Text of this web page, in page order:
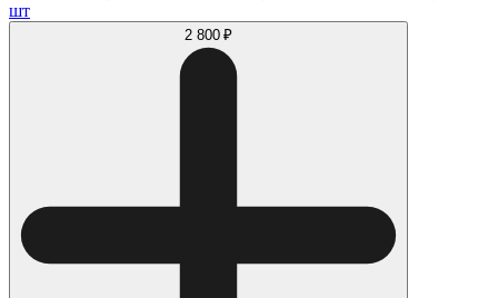
шт
2 800 ₽